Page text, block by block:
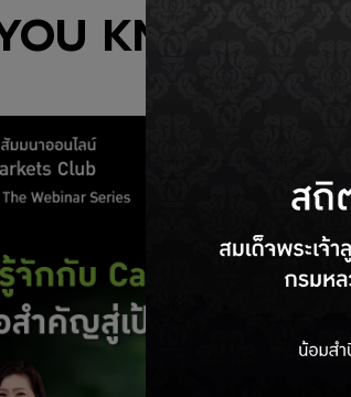
KNOW?